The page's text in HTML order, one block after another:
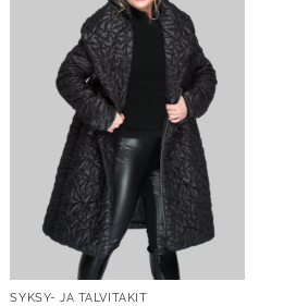
SYKSY- JA TALVITAKIT